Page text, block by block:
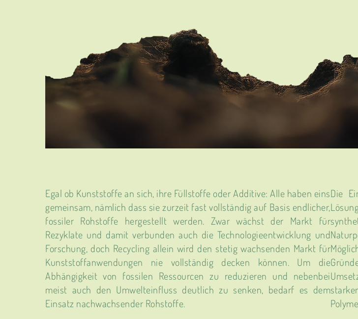
Egal ob Kunststoffe an sich, ihre Füllstoffe oder Additive: Alle haben eins
gemeinsam, nämlich dass sie zurzeit fast vollständig auf Basis endlicher,
fossiler Rohstoffe hergestellt werden. Zwar wächst der Markt für
Rezyklate und damit verbunden auch die Technologieentwicklung und
Forschung, doch Recycling allein wird den stetig wachsenden Markt für
Kunststoffanwendungen nie vollständig decken können. Um die
Abhängigkeit von fossilen Ressourcen zu reduzieren und nebenbei
meist auch den Umwelteinfluss deutlich zu senken, bedarf es dem
Einsatz nachwachsender Rohstoffe.
Die